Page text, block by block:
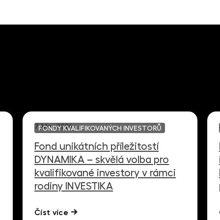
7. May 2024
Fond unikátních příležitostí
DYNAMIKA – skvělá volba pro
kvalifikované investory v rámci
rodiny INVESTIKA
Číst více
FONDY KVALIFIKOVANÝCH INVESTORŮ